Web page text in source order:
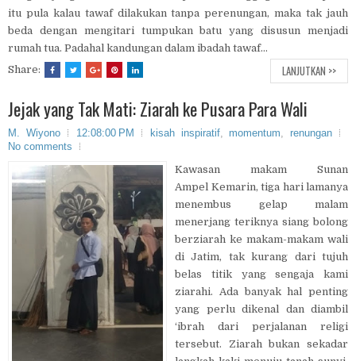
itu pula kalau tawaf dilakukan tanpa perenungan, maka tak jauh
beda dengan mengitari tumpukan batu yang disusun menjadi
rumah tua. Padahal kandungan dalam ibadah tawaf...
Share:
LANJUTKAN >>
Jejak yang Tak Mati: Ziarah ke Pusara Para Wali
M. Wiyono 12:08:00 PM kisah inspiratif, momentum, renungan
No comments
Kawasan makam Sunan
Ampel Kemarin, tiga hari lamanya
menembus gelap malam
menerjang teriknya siang bolong
berziarah ke makam-makam wali
di Jatim, tak kurang dari tujuh
belas titik yang sengaja kami
ziarahi. Ada banyak hal penting
yang perlu dikenal dan diambil
‘ibrah dari perjalanan religi
tersebut. Ziarah bukan sekadar